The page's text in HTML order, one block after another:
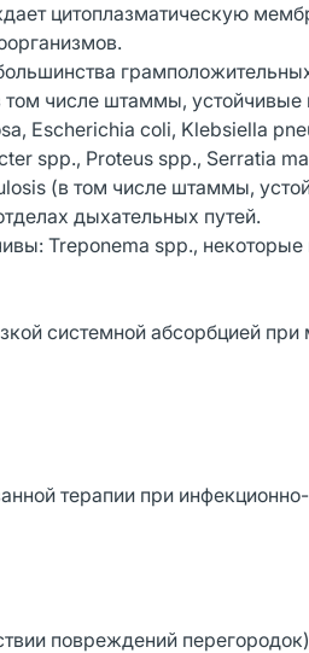
цитоплазматическую
числе штаммы,
Escherichia coli, Klebsiella
spp., Proteus spp., Serratia
(в том числе штаммы,
дыхательных путей.
Treponema spp.,
системной абсорбцией
терапии при
повреждений